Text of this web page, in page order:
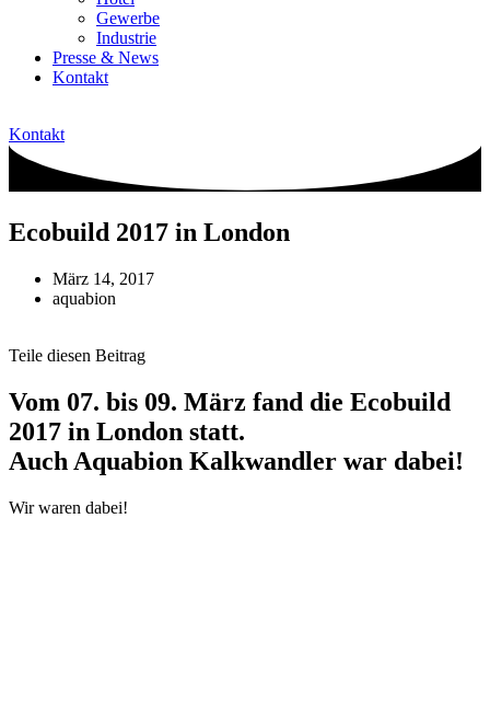
Gewerbe
Industrie
Presse & News
Kontakt
Kontakt
Ecobuild 2017 in London
März 14, 2017
aquabion
Teile diesen Beitrag
Vom 07. bis 09. März fand die Ecobuild
2017 in London statt.
Auch Aquabion Kalkwandler war dabei!
Wir waren dabei!